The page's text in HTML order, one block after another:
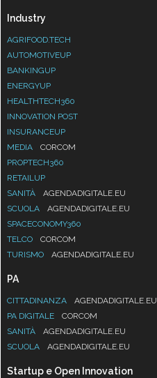
Industry
AGRIFOOD.TECH
AUTOMOTIVEUP
BANKINGUP
ENERGYUP
HEALTHTECH360
INNOVATION POST
INSURANCEUP
MEDIA
CORCOM
PROPTECH360
RETAILUP
SANITÀ
AGENDADIGITALE.EU
SCUOLA
AGENDADIGITALE.EU
SPACECONOMY360
TELCO
CORCOM
TURISMO
AGENDADIGITALE.EU
PA
CITTADINANZA
AGENDADIGITALE.EU
PA DIGITALE
CORCOM
SANITÀ
AGENDADIGITALE.EU
SCUOLA
AGENDADIGITALE.EU
Startup e Open Innovation